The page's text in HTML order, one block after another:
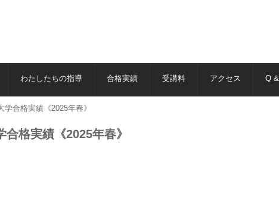
わたしたちの指導 合格実績 受講料 アクセス Q
合格実績《2025年春》
格実績《2025年春》